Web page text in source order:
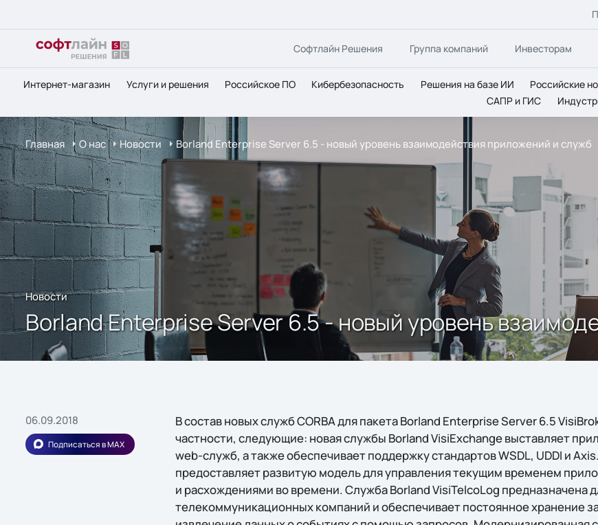
Софтлайн Решения Группа компаний Инвесторам
Интернет-магазин Услуги и решения Российское ПО Кибербезопасность Решения на базе ИИ Российские
САПР и ГИС
Главная О нас Новости Borland Enterprise Server 6.5 - новый уровень взаимодействия приложений и служб
Новости
Borland Enterprise Server 6.5 - новый уровень
06.09.2018
Подписаться в MAX
В состав новых служб CORBA для пакета Borland Enterprise Server 6.5
частности, следующие: новая службы Borland VisiExchange выставляет
web-служб, а также обеспечивает поддержку стандартов WSDL, UDDI и
предоставляет развитую модель для управления текущим временем
и расхождениями во времени. Служба Borland VisiTelcoLog предназначена
телекоммуникационных компаний и обеспечивает постоянное хранение